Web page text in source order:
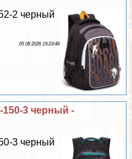
2 черный
05 08 2026 19:23:48
3 черный -
3 черный